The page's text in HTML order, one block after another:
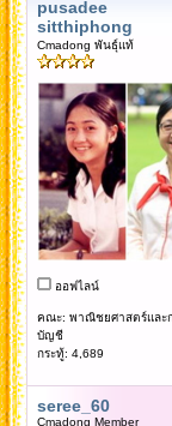
pusadee
sitthiphong
Cmadong พันธุ์แท้
ออฟไลน์
คณะ: พาณิชยศาสตร์และ
บัญชี
กระทู้: 4,689
seree_60
Cmadong Member